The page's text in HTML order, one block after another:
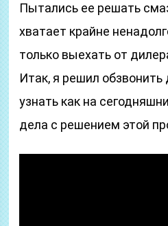
Пытались ее решать
хватает крайне
только выехать от
Итак, я решил обзвонить
узнать как на
дела с решением этой